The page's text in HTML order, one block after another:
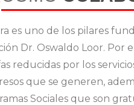
es uno de los pilares
Dr. Oswaldo Loor. Por
reducidas por los
que se generen,
Sociales que son